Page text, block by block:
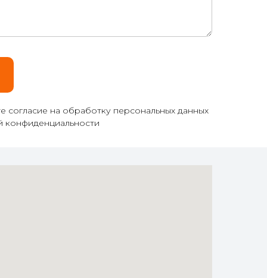
согласие на обработку персональных данных
конфиденциальности